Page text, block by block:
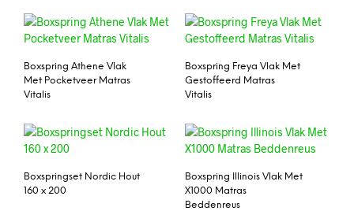
Boxspring Athene Vlak
Met Pocketveer Matras
Vitalis
Boxspring Freya Vlak Met
Gestoffeerd Matras
Vitalis
Boxspringset Nordic Hout
160 x 200
Boxspring Illinois Vlak Met
X1000 Matras
Beddenreus